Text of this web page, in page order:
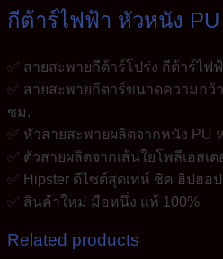
กีต้าร์ไฟฟ้า หัวหนัง
✅ สายสะพายกีต้าร์โปร่ง กีต้าร์ไฟ
✅ สายสะพายกีตาร์ขนาดความกว้
ซม.
✅ หัวสายสะพายผลิตจากหนัง PU
✅ ตัวสายผลิตจากเส้นใยโพลีเอสเ
✅ Hipster ดีไซต์สุดเท่ห์ ชิค ฮิปฮอป
✅ สินค้าใหม่ มือหนึ่ง แท้ 100%
Related products